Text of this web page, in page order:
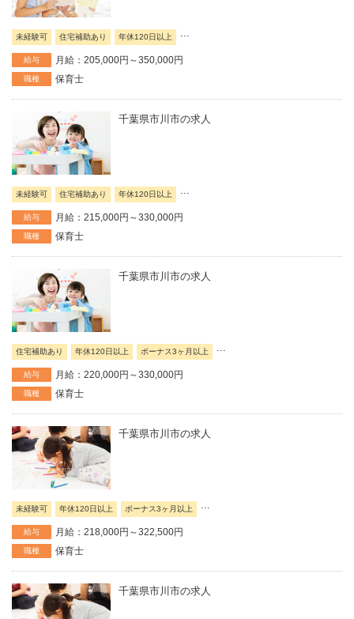
未経験可 住宅補助あり 年休120日以上
給与 月給：205,000円～350,000円
職種 保育士
千葉県市川市の求人
未経験可 住宅補助あり 年休120日以上
給与 月給：215,000円～330,000円
職種 保育士
千葉県市川市の求人
住宅補助あり 年休120日以上 ボーナス3ヶ月以上 ...
給与 月給：220,000円～330,000円
職種 保育士
千葉県市川市の求人
未経験可 年休120日以上 ボーナス3ヶ月以上 ...
給与 月給：218,000円～322,500円
職種 保育士
千葉県市川市の求人